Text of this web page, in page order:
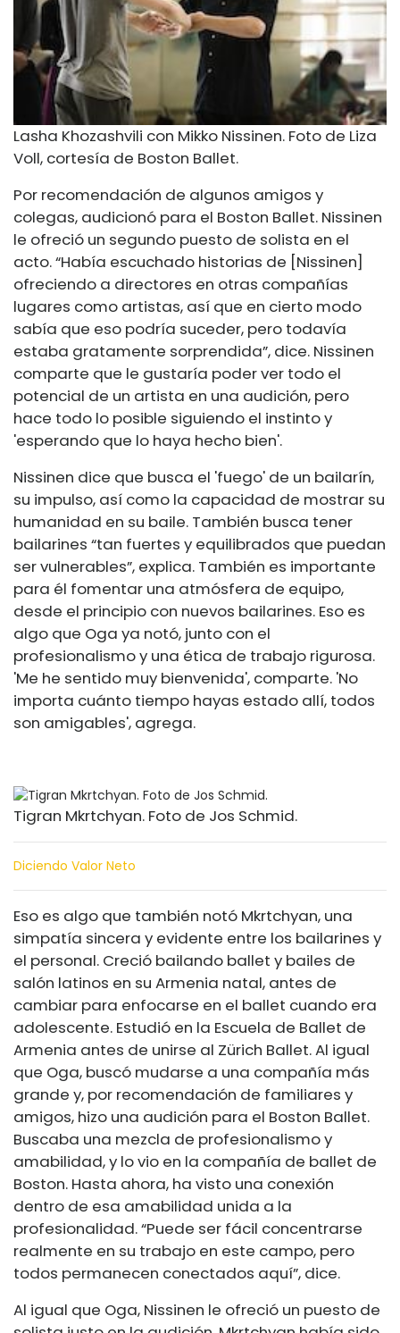
Lasha Khozashvili con Mikko Nissinen. Foto de Liza
Voll, cortesía de Boston Ballet.
Por recomendación de algunos amigos y
colegas, audicionó para el Boston Ballet. Nissinen
le ofreció un segundo puesto de solista en el
acto. “Había escuchado historias de [Nissinen]
ofreciendo a directores en otras compañías
lugares como artistas, así que en cierto modo
sabía que eso podría suceder, pero todavía
estaba gratamente sorprendida”, dice. Nissinen
comparte que le gustaría poder ver todo el
potencial de un artista en una audición, pero
hace todo lo posible siguiendo el instinto y
'esperando que lo haya hecho bien'.
Nissinen dice que busca el 'fuego' de un bailarín,
su impulso, así como la capacidad de mostrar su
humanidad en su baile. También busca tener
bailarines “tan fuertes y equilibrados que puedan
ser vulnerables”, explica. También es importante
para él fomentar una atmósfera de equipo,
desde el principio con nuevos bailarines. Eso es
algo que Oga ya notó, junto con el
profesionalismo y una ética de trabajo rigurosa.
'Me he sentido muy bienvenida', comparte. 'No
importa cuánto tiempo hayas estado allí, todos
son amigables', agrega.
Tigran Mkrtchyan. Foto de Jos Schmid.
Diciendo Valor Neto
Eso es algo que también notó Mkrtchyan, una
simpatía sincera y evidente entre los bailarines y
el personal. Creció bailando ballet y bailes de
salón latinos en su Armenia natal, antes de
cambiar para enfocarse en el ballet cuando era
adolescente. Estudió en la Escuela de Ballet de
Armenia antes de unirse al Zürich Ballet. Al igual
que Oga, buscó mudarse a una compañía más
grande y, por recomendación de familiares y
amigos, hizo una audición para el Boston Ballet.
Buscaba una mezcla de profesionalismo y
amabilidad, y lo vio en la compañía de ballet de
Boston. Hasta ahora, ha visto una conexión
dentro de esa amabilidad unida a la
profesionalidad. “Puede ser fácil concentrarse
realmente en su trabajo en este campo, pero
todos permanecen conectados aquí”, dice.
Al igual que Oga, Nissinen le ofreció un puesto de